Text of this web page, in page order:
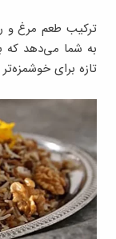
ترکیب طعم مرغ و
به شما می‌دهد که
تازه برای